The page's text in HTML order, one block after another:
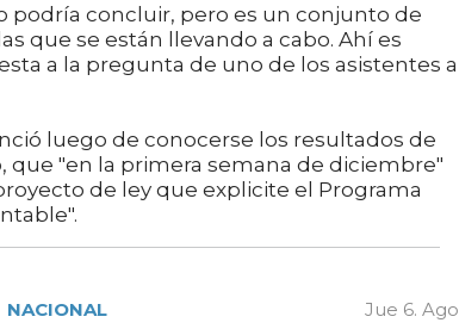
concluir, pero es un conjunto de
que se están llevando a cabo. Ahí es
a la pregunta de uno de los asistentes a
luego de conocerse los resultados de
que "en la primera semana de diciembre"
de ley que explicite el Programa
NACIONAL Jue 6. Ago